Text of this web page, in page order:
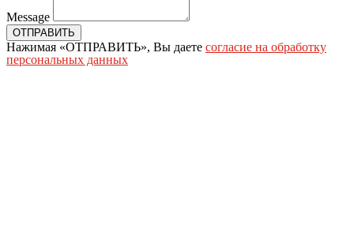
Message
ОТПРАВИТЬ
Нажимая «ОТПРАВИТЬ», Вы даете согласие на обработку
персональных данных